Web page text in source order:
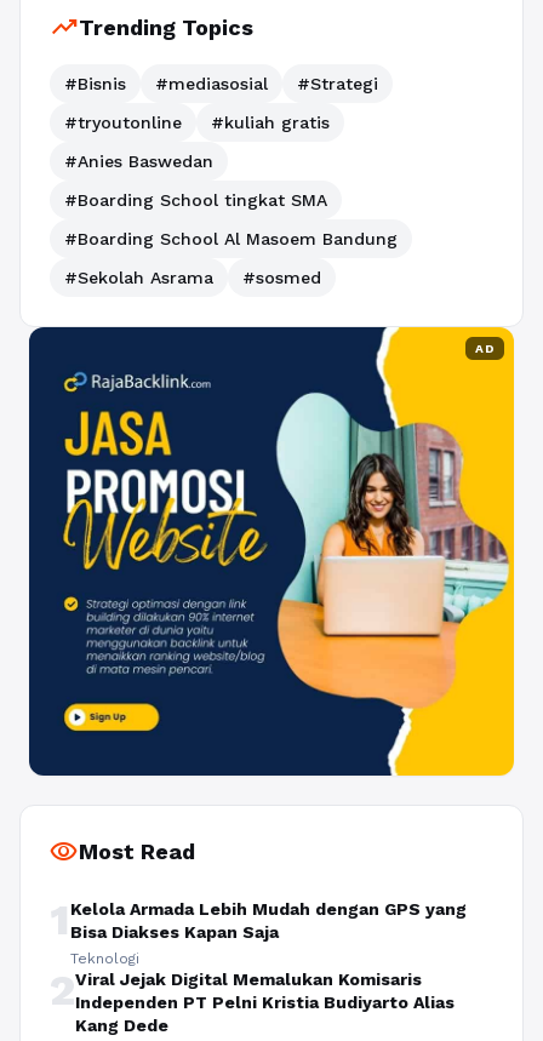
trending_upTrending Topics
#Bisnis #mediasosial
#Strategi
#tryoutonline
#kuliah gratis
#Anies Baswedan
#Boarding School tingkat SMA
#Boarding School Al Masoem Bandung
#Sekolah Asrama
#sosmed
AD
visibilityMost Read
1 Kelola Armada Lebih Mudah dengan GPS yang
Bisa Diakses Kapan Saja
Teknologi
2Viral Jejak Digital Memalukan Komisaris
Independen PT Pelni Kristia Budiyarto Alias
Kang Dede